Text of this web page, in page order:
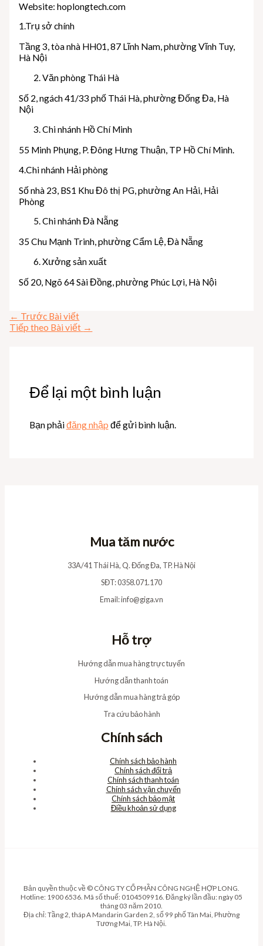
Website: hoplongtech.com
1.Trụ sở chính
Tầng 3, tòa nhà HH01, 87 Lĩnh Nam, phường Vĩnh Tuy,
Hà Nội
Văn phòng Thái Hà
Số 2, ngách 41/33 phố Thái Hà, phường Đống Đa, Hà
Nội
Chi nhánh Hồ Chí Minh
55 Minh Phụng, P. Đông Hưng Thuận, TP Hồ Chí Minh.
4.Chi nhánh Hải phòng
Số nhà 23, BS1 Khu Đô thị PG, phường An Hải, Hải
Phòng
Chi nhánh Đà Nẵng
35 Chu Mạnh Trinh, phường Cẩm Lệ, Đà Nẵng
Xưởng sản xuất
Số 20, Ngõ 64 Sài Đồng, phường Phúc Lợi, Hà Nội
← Trước Bài viết
Tiếp theo Bài viết →
Để lại một bình luận
Bạn phảiđăng nhập để gửi bình luận.
Mua tăm nước
33A/41 Thái Hà, Q. Đống Đa, TP. Hà Nội
SĐT: 0358.071.170
Email:info@giga.vn
Hỗ trợ
Hướng dẫn mua hàng trực tuyến
Hướng dẫn thanh toán
Hướng dẫn mua hàng trả góp
Tra cứu bảo hành
Chính sách
Chính sách bảo hành
Chính sách đổi trả
Chính sách thanh toán
Chính sách vận chuyển
Chính sách bảo mật
Điều khoản sử dụng
Bản quyền thuộc về © CÔNG TY CỔ PHẦN CÔNG NGHỆ HỢP LONG.
Hotline: 1900 6536. Mã số thuế: 0104509916. Đăng ký lần đầu: ngày 05
tháng 03 năm 2010.
Địa chỉ: Tầng 2, tháp A Mandarin Garden 2, số 99 phố Tân Mai, Phường
Tương Mai, TP. Hà Nội.